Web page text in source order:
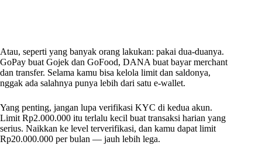
Atau, seperti yang banyak orang lakukan: pakai dua-duanya.
GoPay buat Gojek dan GoFood, DANA buat bayar merchant
dan transfer. Selama kamu bisa kelola limit dan saldonya,
nggak ada salahnya punya lebih dari satu e-wallet.
Yang penting, jangan lupa verifikasi KYC di kedua akun.
Limit Rp2.000.000 itu terlalu kecil buat transaksi harian yang
serius. Naikkan ke level terverifikasi, dan kamu dapat limit
Rp20.000.000 per bulan — jauh lebih lega.